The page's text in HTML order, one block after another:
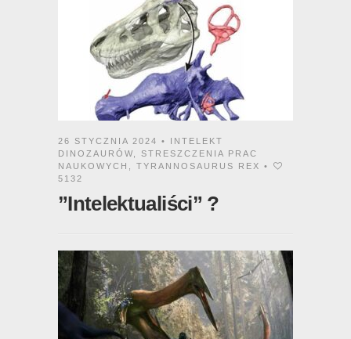
26 STYCZNIA 2024 •
INTELEKT
DINOZAURÓW
STRESZCZENIA PRAC
NAUKOWYCH
TYRANNOSAURUS REX •
5132
”Intelektualiści” ?